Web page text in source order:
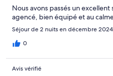
Nous avons passés un
agencé, bien équipé et au
Séjour de 2 nuits en décembre 2024
0
Avis vérifié